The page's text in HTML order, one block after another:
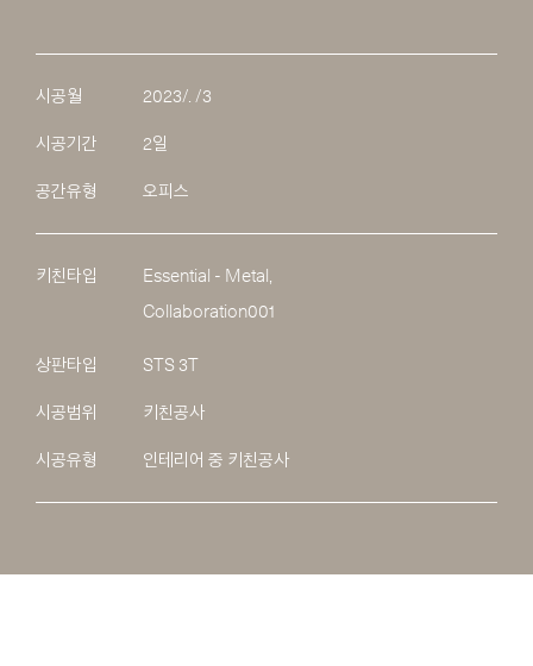
시공월 2023/. /3
시공기간 2일
공간유형 오피스
키친타입
Essential - Metal,
Collaboration001
상판타입 STS 3T
시공범위 키친공사
시공유형 인테리어 중 키친공사